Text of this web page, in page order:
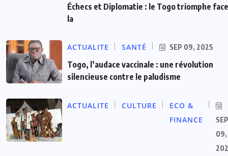
Échecs et Diplomatie : le Togo triomphe
la
ACTUALITE SANTÉ SEP 09, 2025
Togo, l’audace vaccinale : une révolution
silencieuse contre le paludisme
ACTUALITE CULTURE
ECO &
FINANCE
SEP
09,